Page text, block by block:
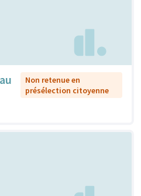
Non retenue en
présélection citoyenne